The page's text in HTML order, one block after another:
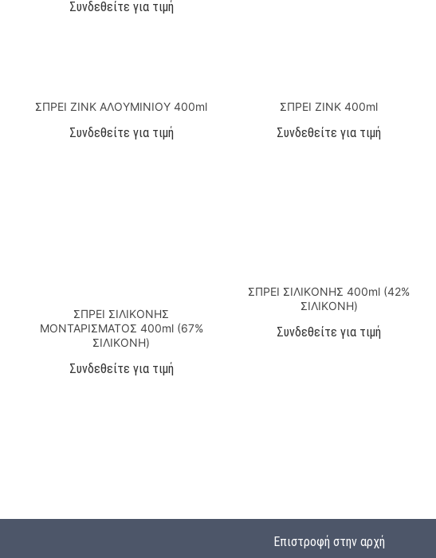
Συνδεθείτε για τιμή
ΣΠΡΕΙ ΖΙΝΚ ΑΛΟΥΜΙΝΙΟΥ 400ml
Συνδεθείτε για τιμή
ΣΠΡΕΙ ΖΙΝΚ 400ml
Συνδεθείτε για τιμή
ΣΠΡΕΙ ΣΙΛΙΚΟΝΗΣ
ΜΟΝΤΑΡΙΣΜΑΤΟΣ 400ml (67%
ΣΙΛΙΚΟΝΗ)
Συνδεθείτε για τιμή
ΣΠΡΕΙ ΣΙΛΙΚΟΝΗΣ 400ml (42%
ΣΙΛΙΚΟΝΗ)
Συνδεθείτε για τιμή
Επιστροφή στην αρχή